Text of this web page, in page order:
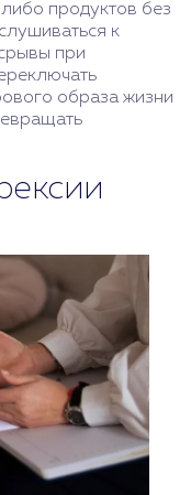
продуктов без
к
при
образа жизни